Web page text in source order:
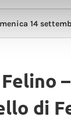
di
14